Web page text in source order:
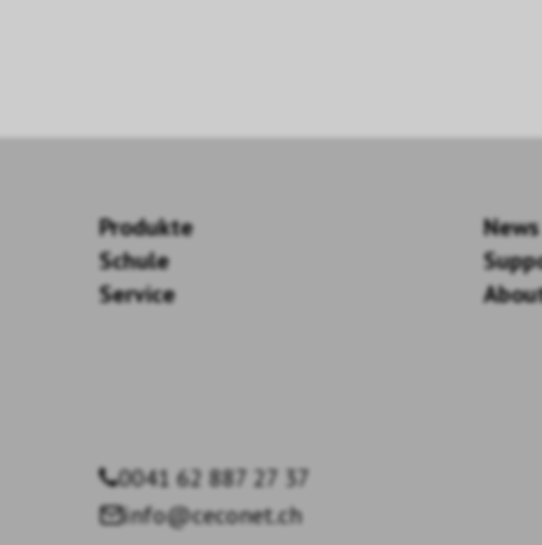
Produkte
Schule
Service
News
0041 62 887 27 37
info@ceconet.ch